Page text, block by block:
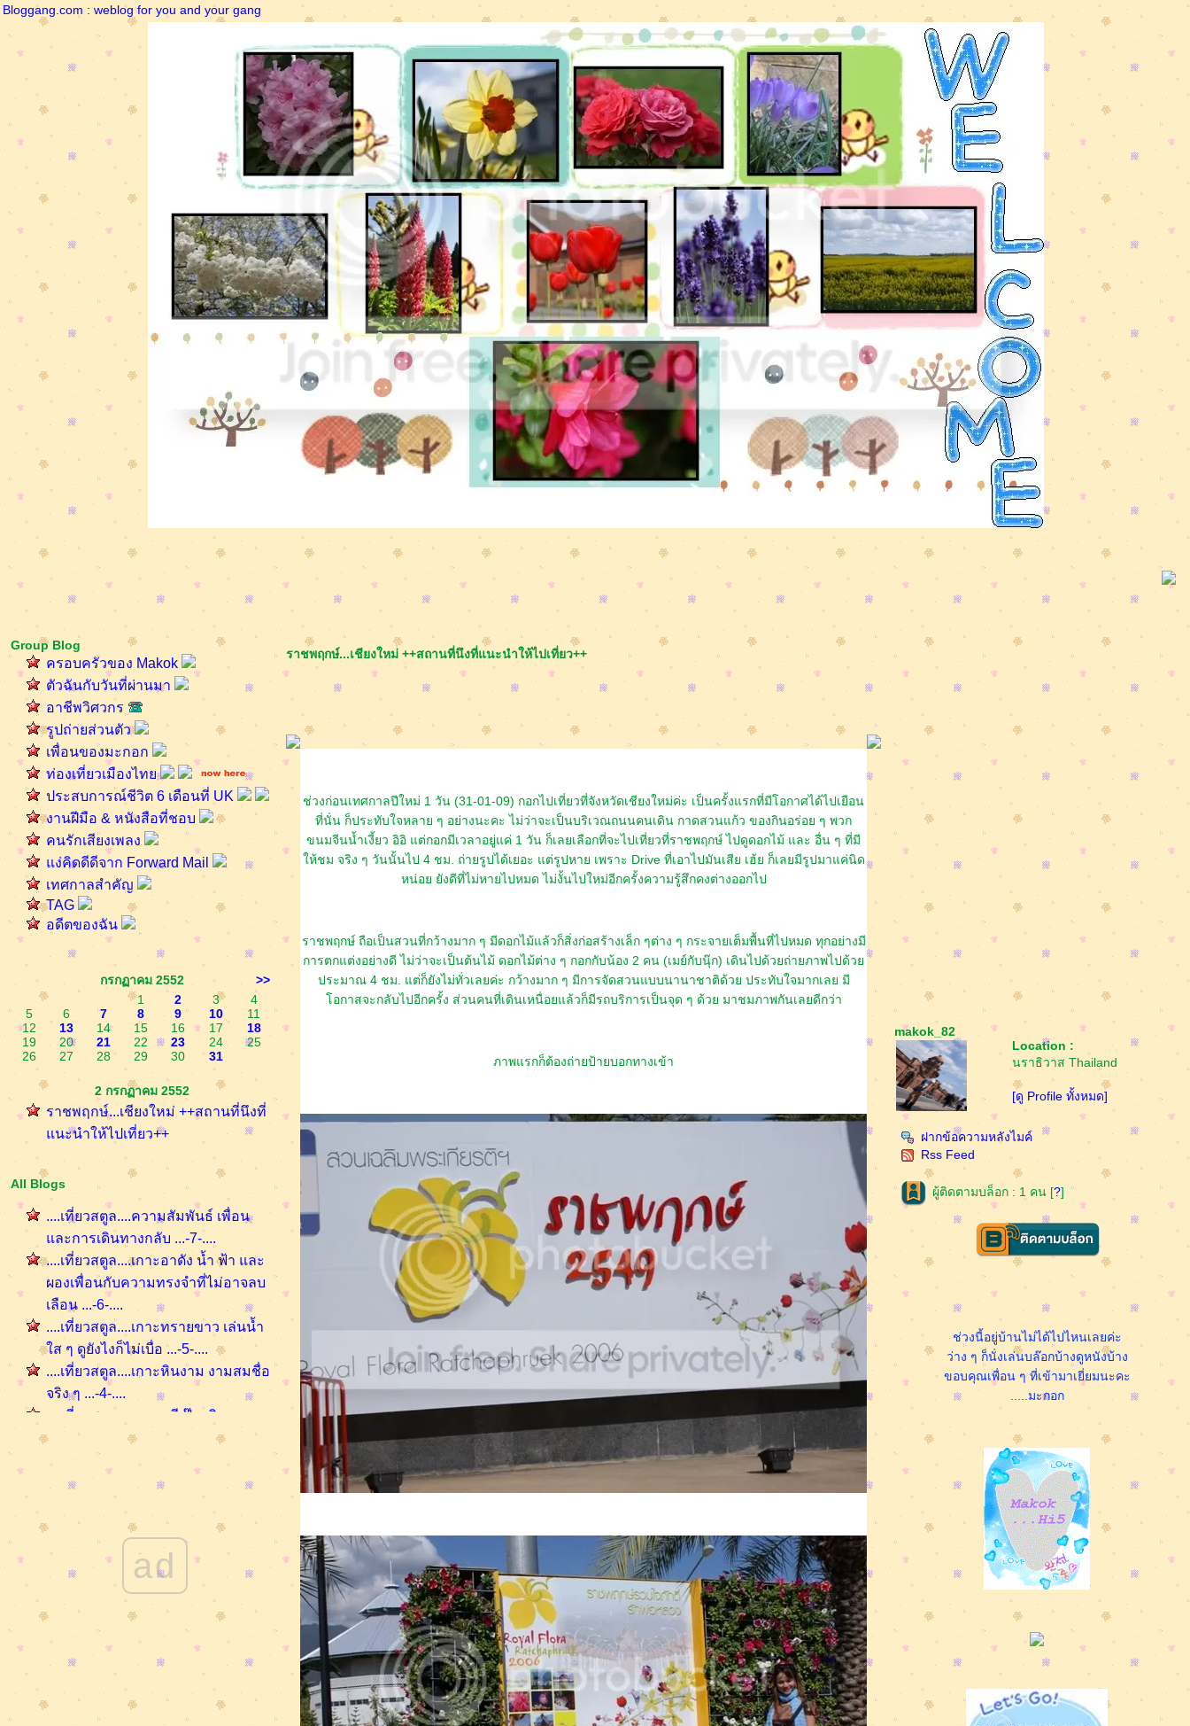
Bloggang.com : weblog for you and your gang
Group Blog
ครอบครัวของ Makok
ตัวฉันกับวันที่ผ่านมา
อาชีพวิศวกร
รูปถ่ายส่วนตัว
เพื่อนของมะกอก
ท่องเที่ยวเมืองไท
ประสบการณ์ชีวิต 6 เดือนที่ UK
งานฝีมือ & หนังสือที่ชอบ
คนรักเสียงเพลง
ง่คิดดีดีจาก Forward Mail
เทศกาลสำคัญ
TAG
อดีตของฉัน
กรกฏาคม 2552
>>
1
2 3
4
5
6 7 8 9 10
11
12
13 14 15 16 17
18
19
20 21 22 23 24
25
26
27 28 29 30 31
2 กรกฏาคม 2552
ราชพฤกษ์...เชียงใหม่ ++สถานที่นึงที่
นะนำให้ไปเที่ยว++
All Blogs
....เที่ยวสตูล....ความสัมพันธ์ เพื่อน
ละการเดินทางกลับ ...-7-....
....เที่ยวสตูล....เกาะอาดัง น้ำ ฟ้า และ
ผองเพื่อนกับความทรงจำที่ไม่อาจลบ
เลือน ...-6-....
....เที่ยวสตูล....เกาะทรายขาว เล่นน้ำ
ส ๆ ดูยังไงก็ไม่เบื่อ ...-5-....
....เที่ยวสตูล....เกาะหินงาม งามสมชื่อ
จริง ๆ ...-4-....
....เที่ยวสตูล....เกาะหลีเป๊ะ เดินรอบ
เกะ ถ่ายภาพเล่น...-3-....
.....เที่ยวสตูล.....เกาะไข่ ( ทะเลสวยน้ำ
สจริง ๆ ) ..... -2-....
......เพื่อนสาวพาเที่ยวเกาะ พีพี... "พีพี
ดอน"......
...เพื่อนสาวพาเที่ยว.... พีพี " ดำน้ำดูปัง
การังน้ำตื้น ที่พีพีเล".....
...เพื่อนสาวพาเที่ยว...ภูเก็ต " จุดชมวิว
3 อ่าว & ดูพระอาทิตย์ตกที่แหลมพรม
เทพ ".....
รน & กะตะ ".......
ad
ราชพฤกษ์...เชียงใหม่ ++สถานที่นึงที่แนะนำให้ไปเที่ยว++
ช่วงก่อนเทศกาลปีใหม่ 1 วัน (31-01-09) กอกไปเที่ยวที่จังหวัดเชียงใหม่ค่ะ เป็นครั้งแรกที่มีโอกาศได้ไปเยือน
ที่นั่น ก็ประทับใจหลาย ๆ อย่างนะคะ ไม่ว่าจะเป็นบริเวณถนนคนเดิน กาดสวนแก้ว ของกินอร่อย ๆ พวก
ขนมจีนน้ำเงี้ยว อิอิ แต่กอกมีเวลาอยู่แค่ 1 วัน ก็เลยเลือกที่จะไปเที่ยวที่ราชพฤกษ์ ไปดูดอกไม้ และ อื่น ๆ ที่มี
ห้ชม จริง ๆ วันนั้นไป 4 ชม. ถ่ายรูปได้เยอะ แต่รูปหาย เพราะ Drive ที่เอาไปมันเสีย เฮ้ย ก็เลยมีรูปมาแค่นิด
หน่อย ยังดีที่ไม่หายไปหมด ไม่งั้นไปใหม่อีกครั้งความรู้สึกคงต่างออกไป
ราชพฤกษ์ ถือเป็นสวนที่กว้างมาก ๆ มีดอกไม้แล้วก็สิ่งก่อสร้างเล็ก ๆต่าง ๆ กระจายเต็มพื้นที่ไปหมด ทุกอย่างมี
การตกแต่งอย่างดี ไม่ว่าจะเป็นต้นไม้ ดอกไม้ต่าง ๆ กอกกับน้อง 2 คน (เมย์กับนุ๊ก) เดินไปด้วยถ่ายภาพไปด้ว
ประมาณ 4 ชม. แต่ก็ยังไม่ทั่วเลยค่ะ กว้างมาก ๆ มีการจัดสวนแบบนานาชาติด้วย ประทับใจมากเลย มี
อกาสจะกลับไปอีกครั้ง ส่วนคนที่เดินเหนื่อยแล้วก็มีรถบริการเป็นจุด ๆ ด้วย มาชมภาพกันเลยดีกว่า
ภาพแรกก็ต้องถ่ายป้ายบอกทางเข้า
makok_82
Location :
นราธิวาส Thailand
[ดู Profile ทั้งหมด]
ฝากข้อความหลังไมค์
Rss Feed
ผู้ติดตามบล็อก : 1 คน [?]
ช่วงนี้อยู่บ้านไม่ได้ไปไหนเลยค่ะ
ว่าง ๆ ก็นั่งเล่นบล๊อกบ้างดูหนังบ้าง
ขอบคุณเพื่อน ๆ ที่เข้ามาเยี่ยมนะคะ
.....มะกอก